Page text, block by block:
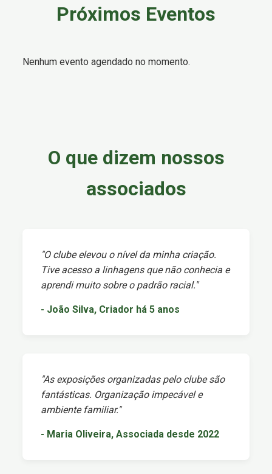
Próximos Eventos
Nenhum evento agendado no momento.
O que dizem nossos
associados
"O clube elevou o nível da minha criação.
Tive acesso a linhagens que não conhecia e
aprendi muito sobre o padrão racial."
- João Silva, Criador há 5 anos
"As exposições organizadas pelo clube são
fantásticas. Organização impecável e
ambiente familiar."
- Maria Oliveira, Associada desde 2022